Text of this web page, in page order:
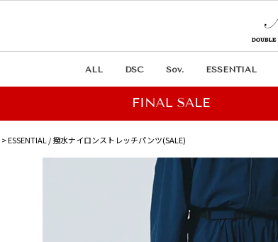
ALL DSC Sov. ESSENTIAL
ESSENTIAL / 撥水ナイロンストレッチパンツ(SALE)